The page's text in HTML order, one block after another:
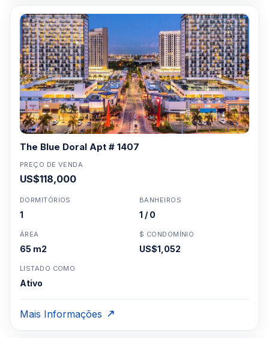
The Blue Doral Apt # 1407
PREÇO DE VENDA
US$118,000
DORMITÓRIOS
1
BANHEIROS
1 / 0
ÁREA
65 m2
$ CONDOMÍNIO
US$1,052
LISTADO COMO
Ativo
Mais Informações